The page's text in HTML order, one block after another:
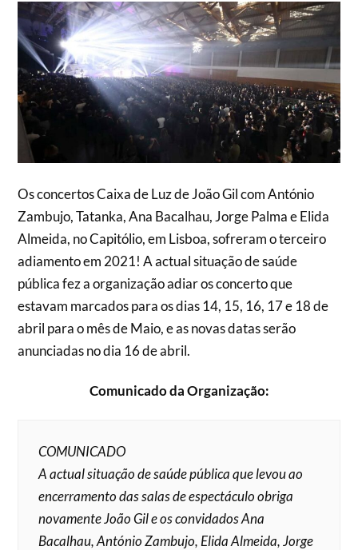
Os concertos Caixa de Luz de João Gil com António
Zambujo, Tatanka, Ana Bacalhau, Jorge Palma e Elida
Almeida, no Capitólio, em Lisboa, sofreram o terceiro
adiamento em 2021! A actual situação de saúde
pública fez a organização adiar os concerto que
estavam marcados para os dias 14, 15, 16, 17 e 18 de
abril para o mês de Maio, e as novas datas serão
anunciadas no dia 16 de abril.
Comunicado da Organização:
COMUNICADO
A actual situação de saúde pública que levou ao
encerramento das salas de espectáculo obriga
novamente João Gil e os convidados Ana
Bacalhau, António Zambujo, Elida Almeida, Jorge